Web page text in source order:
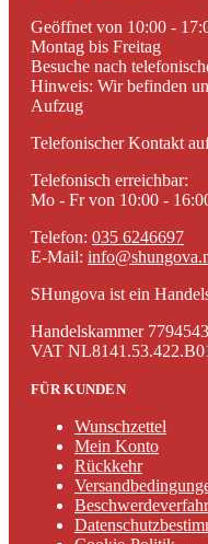
Geöffnet von 10:00 -
Montag bis Freitag
Besuche nach
Hinweis: Wir befinden
Aufzug
Telefonischer Kontakt
Telefonisch erreichbar:
Mo - Fr von 10:00 -
Telefon: 035 6246697
E-Mail:
SHungova ist ein
Handelskammer
VAT
FÜR KUNDEN
Wunschzettel
Mein Konto
Rückkehr